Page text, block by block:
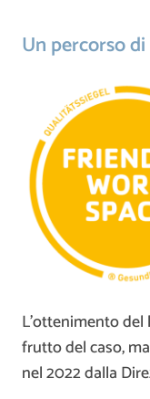
Un percorso
L’ottenimento del
frutto del caso,
nel 2022 dalla